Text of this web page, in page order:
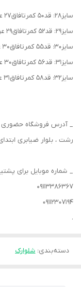
سایز۲۸: قد۵۰ کمرتافاق۲۷ عرض کمر۲۴تا۳۹
سایز۲۹: قد۵۲ کمرتافاق۲۹ عرض کمر۲۴تا۴۱
سایز۳۰: قد۵۵ کمرتافاق۳۰ عرض کمر۲۵تا۴۴
سایز۳۱: قد۵۶ کمرتافاق۳۰ عرض کمر۲۵تا۴۵
سایز۳۲: قد۵۸ کمرتافاق۳۱ عرض کمر۲۶تا۴۶
_ آدرس فروشگاه حضوری
رشت ، بلوار ضیابری
_ شماره موبایل برای
۰۹۱۱۳۳۸۶۳۶۷
۰۹۱۱۲۳۰۷۱۹۴
.
دسته‌بندی: شلوارک